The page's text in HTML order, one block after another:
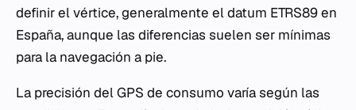
definir el vértice, generalmente el datum ETRS89 en
España, aunque las diferencias suelen ser mínimas
para la navegación a pie.
La precisión del GPS de consumo varía según las